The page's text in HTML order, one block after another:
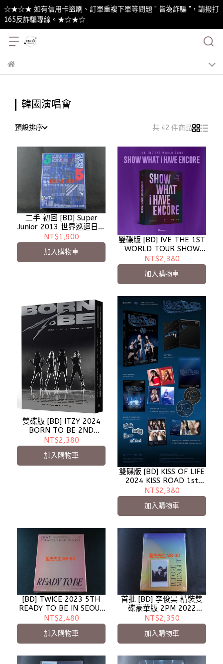
☆★☆★ 如有信用卡盜刷、訂單重複下單等問題 " 皆為詐騙 "，請撥打
165反詐騙專線。★☆★☆
韓國演唱會
預設排序 共 42 件商品
二手 初回 [BD] Super
Junior 2013 世界巡迴日本
演唱會 雙碟初回限定版
World Tour Super
Show5 In Japan
NT$1,900
加入購物車
雙碟版 [BD] IVE THE 1ST
WORLD TOUR SHOW
WHAT I HAVE ENCORE -
預計6月到貨
NT$2,380
加入購物車
雙碟版 [BD] ITZY 2024
BORN TO BE 2ND
WORLD TOUR in SEOUL
- 預計6月到貨
NT$2,380
加入購物車
雙碟版 [BD] KISS OF LIFE
2024 KISS ROAD 1st
WORLD TOUR IN SEOUL
NT$2,380
加入購物車
[BD] TWICE 2023 5TH
READY TO BE IN SEOUL
世界巡迴演唱 三碟版
NT$2,480
加入購物車
首批 [BD] 李俊昊 精裝雙
碟豪華版 2PM 2022
FAN-CON Before
Midnight
NT$2,350
加入購物車